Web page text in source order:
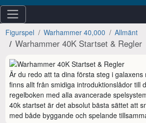
Figurspel Warhammer 40,000 Allmänt
Warhammer 40K Startset & Regler
Är du redo att ta dina första steg i
finns allt från smidiga introduktionslådor till
regelboken med alla avancerade
40k startset är det absolut bästa sättet att
med både byggande och spelande